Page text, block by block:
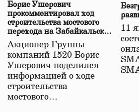
Борис Ушерович
прокомментировал ход
строительства мостового
перехода на Забайкальской
железной дороге
Акционер Группы
компаний 1520 Борис
Ушерович поделился
информацией о ходе
строительства
мостового…
11